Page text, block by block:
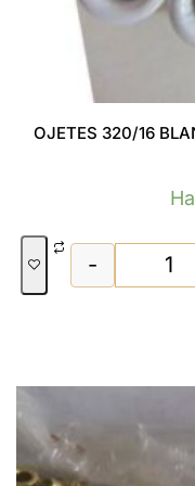
OJETES 320/16
-